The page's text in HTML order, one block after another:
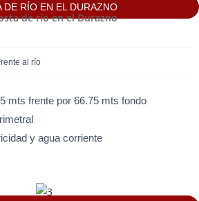
DE RÍO EN EL DURAZNO
de río en el Durazno
al río
mts frente por 66.75 mts fondo
y agua corriente